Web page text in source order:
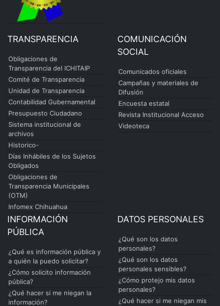
TRANSPARENCIA
Obligaciones de
Transparencia del ICHITAIP
Comité de Transparencia
Unidad de Transparencia
Contabilidad Gubernamental
Presupuesto Ciudadano
Sistema institucional de
archivos
Historico-
Días Inhábiles de los Sujetos
Obligados
Obligaciones de
Transparencia Municipales
(OTM)
Infomex Chihuahua
COMUNICACIÓN
SOCIAL
Comunicados oficiales
Campañas y materiales de
Difusión
Encuesta estatal
Revista Institucional Acceso
Videoteca
INFORMACIÓN
PÚBLICA
¿Qué es información pública y
a quién la puedo solicitar?
¿Cómo solicito información
pública?
¿Qué hacer si me niegan la
información?
DATOS PERSONALES
¿Qué son los datos
personales?
¿Qué son los datos
personales sensibles?
¿Cómo protejo mis datos
personales?
¿Qué hacer si me niegan mis